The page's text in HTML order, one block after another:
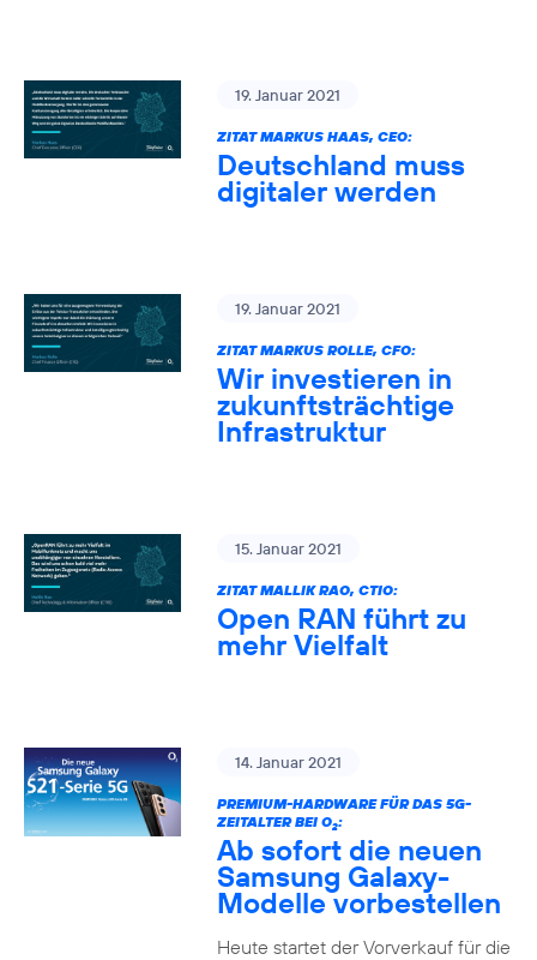
19. Januar 2021
ZITAT MARKUS HAAS, CEO:
Deutschland muss
digitaler werden
19. Januar 2021
ZITAT MARKUS ROLLE, CFO:
Wir investieren in
zukunftsträchtige
Infrastruktur
15. Januar 2021
ZITAT MALLIK RAO, CTIO:
Open RAN führt zu
mehr Vielfalt
14. Januar 2021
PREMIUM-HARDWARE FÜR DAS 5G-
ZEITALTER BEI O2:
Ab sofort die neuen
Samsung Galaxy-
Modelle vorbestellen
Heute startet der Vorverkauf für die